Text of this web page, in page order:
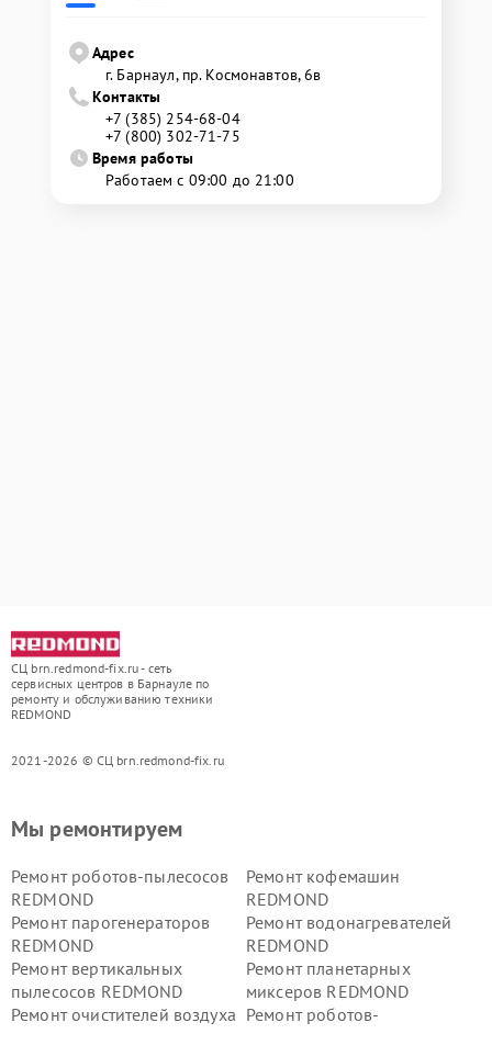
Адрес
г. Барнаул, ​пр. Космонавтов, 6в
Контакты
+7 (385) 254-68-04
+7 (800) 302-71-75
Время работы
Работаем с 09:00 до 21:00
СЦ brn.redmond-fix.ru - сеть
сервисных центров в Барнауле по
ремонту и обслуживанию техники
REDMOND
2021-2026 © СЦ brn.redmond-fix.ru
Мы ремонтируем
Ремонт роботов-пылесосов
REDMOND
Ремонт кофемашин
REDMOND
Ремонт парогенераторов
REDMOND
Ремонт водонагревателей
REDMOND
Ремонт вертикальных
пылесосов REDMOND
Ремонт планетарных
миксеров REDMOND
Ремонт очистителей воздуха Ремонт роботов-